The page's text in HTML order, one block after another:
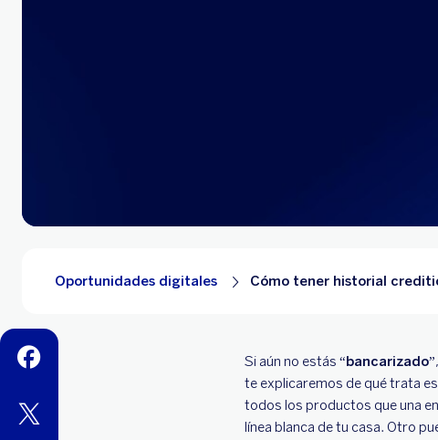
facebook
twitter
Oportunidades digitales Cómo tener historial
Si aún no estás “bancarizado”
te explicaremos de qué trata
todos los productos que una
línea blanca de tu casa. Otro